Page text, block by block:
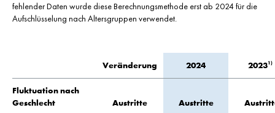
fehlender Daten wurde diese Berechnungsmethode erst ab 2024 für die
Aufschlüsselung nach Altersgruppen verwendet.
Veränderung 2024 20231)
Fluktuation nach
Geschlecht
Austritte Austritte